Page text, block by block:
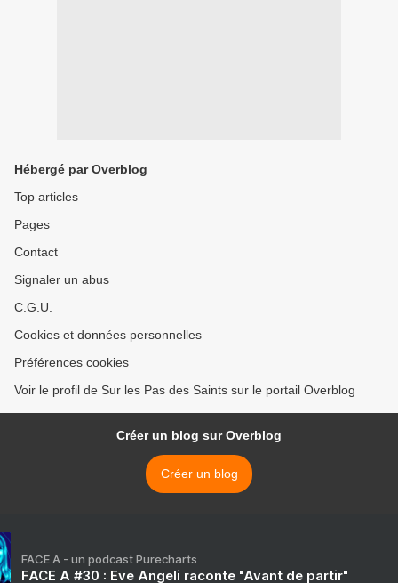
Hébergé par Overblog
Top articles
Pages
Contact
Signaler un abus
C.G.U.
Cookies et données personnelles
Préférences cookies
Voir le profil de Sur les Pas des Saints sur le portail Overblog
Créer un blog sur Overblog
Créer un blog
FACE A - un podcast Purecharts
FACE A #30 : Eve Angeli raconte "Avant de partir"